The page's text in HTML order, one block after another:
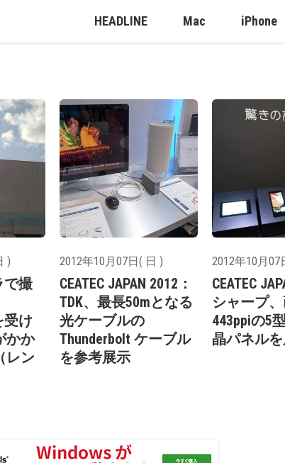
HEADLINE Mac iPhone
)
で撮
受け
かか
レン
2012年10月07日( 日 )
CEATEC JAPAN 2012：
TDK、最長50mとなる
光ケーブルの
Thunderbolt ケーブル
を参考展示
2012年10月07
CEATEC
シャープ
443ppiの5
晶パネル